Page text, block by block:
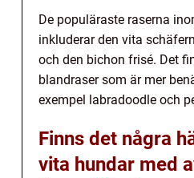
De populäraste raserna
inkluderar den vita
och den bichon frisé. Det
blandraser som är mer
exempel labradoodle och
Finns det några
vita hundar med